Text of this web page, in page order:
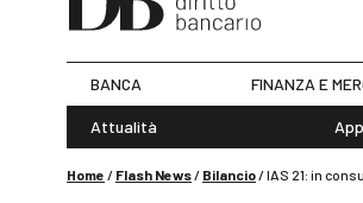
BANCA FINANZA E
Attualità
Home / Flash News/ Bilancio/IAS 21: in